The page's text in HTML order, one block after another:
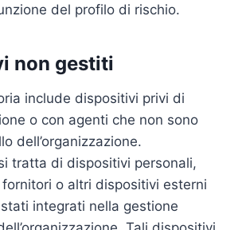
del profilo di rischio.
non gestiti
include dispositivi privi di
o con agenti che non sono
dell’organizzazione.
tratta di dispositivi personali,
o altri dispositivi esterni
integrati nella gestione